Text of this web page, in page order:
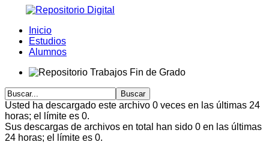
Inicio
Estudios
Alumnos
Usted ha descargado este archivo 0 veces en las últimas 24
horas; el límite es 0.
Sus descargas de archivos en total han sido 0 en las últimas
24 horas; el límite es 0.